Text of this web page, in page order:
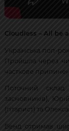
Cloudless – All be
Українська поп-
Пройшла через
часткове
Поточний
засновників),
(гітарист) та
Бенд отримав